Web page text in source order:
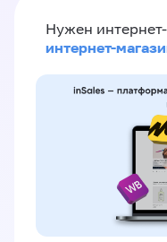
Нужен
интернет-